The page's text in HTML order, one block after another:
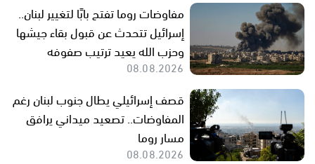
مفاوضات روما تفتح بابًا لتغيير لبنان..
إسرائيل تتحدث عن قبول بقاء جيشها
وحزب الله يعيد ترتيب صفوفه
08.08.2026
قصف إسرائيلي يطال جنوب لبنان رغم
المفاوضات.. تصعيد ميداني يرافق
مسار روما
08.08.2026